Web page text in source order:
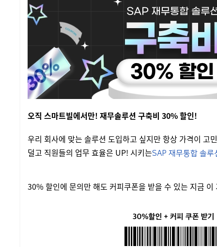
오직 스마트빌에서만! 재무솔루션 구축비 30% 할인!
우리 회사에 맞는 솔루션 도입하고 싶지만 항상 가격이 고
덜고 직원들의 업무 효율은 UP! 시키는SAP 재무통합 솔루
30% 할인에 문의만 해도 커피쿠폰을 받을 수 있는 지금